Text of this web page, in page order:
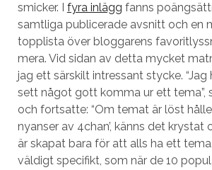
smicker. I fyra inlägg fanns
samtliga publicerade avsnitt och en
topplista över bloggarens
mera. Vid sidan av detta mycket
jag ett särskilt intressant stycke. “Jag
sett något gott komma ur ett tema”,
och fortsatte: “Om temat är löst
nyanser av 4chan’, känns det
är skapat bara för att alls ha ett
väldigt specifikt, som när de 10